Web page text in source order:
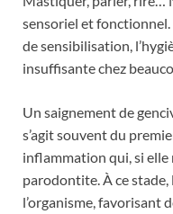
sensoriel et
de sensibilisation,
insuffisante chez
Un saignement de
s’agit souvent du
inflammation qui, si elle
parodontite. À ce
l’organisme, favorisant